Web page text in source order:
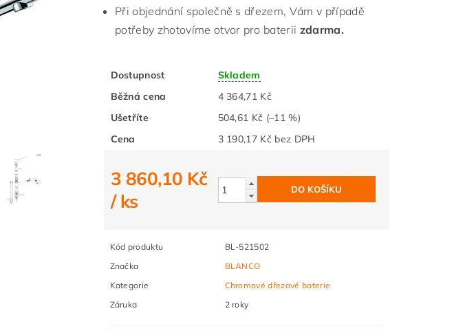
Při objednání společně s dřezem, Vám v případě
potřeby zhotovíme otvor pro baterii zdarma.
Dostupnost
Skladem
Běžná cena
4 364,71 Kč
Ušetříte
504,61 Kč (–11 %)
Cena
3 190,17 Kč bez DPH
3 860,10 Kč
/ ks
Kód produktu
BL-521502
Značka
BLANCO
Kategorie
Chromové dřezové baterie
Záruka
2 roky